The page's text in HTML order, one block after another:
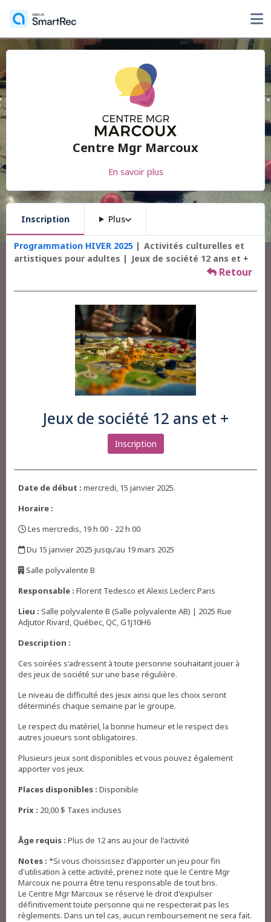
Centre Mgr Marcoux
En savoir plus
Inscription Plus
Programmation HIVER 2025
Activités culturelles et
artistiques pour adultes
Jeux de société 12 ans et +
Retour
Jeux de société 12 ans et +
Inscription
Date de début : mercredi, 15 janvier 2025.
Horaire :
Les mercredis, 19 h 00 - 22 h 00
Du 15 janvier 2025 jusqu'au 19 mars 2025
Salle polyvalente B
Responsable : Florent Tedesco et Alexis Leclerc Paris
Lieu : Salle polyvalente B (Salle polyvalente AB) | 2025 Rue
Adjutor Rivard, Québec, QC, G1J10H6
Description :
Ces soirées s'adressent à toute personne souhaitant jouer à
des jeux de société sur une base régulière.
Le niveau de difficulté des jeux ainsi que les choix seront
déterminés chaque semaine par le groupe.
Le respect du matériel, la bonne humeur et le respect des
autres joueurs sont obligatoires.
Plusieurs jeux sont disponibles et vous pouvez également
apporter vos jeux.
Places disponibles : Disponible
Prix : 20,00 $ Taxes incluses
Âge requis : Plus de 12 ans au jour de l'activité
Notes : *Si vous choississez d'apporter un jeu pour fin
d'utilisation à cette activité, prenez note que le Centre Mgr
Marcoux ne pourra être tenu responsable de tout bris.
Le Centre Mgr Marcoux se réserve le droit d'expulser
définitivement toute personne qui ne respecterait pas les
règlements. Dans un tel cas, aucun remboursement ne sera fait.